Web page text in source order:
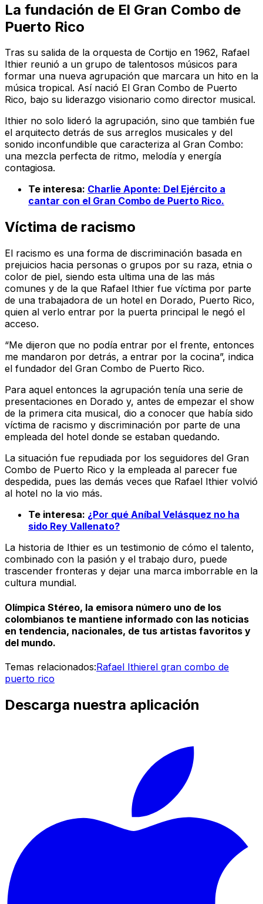
La fundación de El Gran Combo de
Puerto Rico
Tras su salida de la orquesta de Cortijo en 1962, Rafael
Ithier reunió a un grupo de talentosos músicos para
formar una nueva agrupación que marcara un hito en la
música tropical. Así nació El Gran Combo de Puerto
Rico, bajo su liderazgo visionario como director musical.
Ithier no solo lideró la agrupación, sino que también fue
el arquitecto detrás de sus arreglos musicales y del
sonido inconfundible que caracteriza al Gran Combo:
una mezcla perfecta de ritmo, melodía y energía
contagiosa.
Te interesa: Charlie Aponte: Del Ejército a
cantar con el Gran Combo de Puerto Rico.
Víctima de racismo
El racismo es una forma de discriminación basada en
prejuicios hacia personas o grupos por su raza, etnia o
color de piel, siendo esta ultima una de las más
comunes y de la que Rafael Ithier fue víctima por parte
de una trabajadora de un hotel en Dorado, Puerto Rico,
quien al verlo entrar por la puerta principal le negó el
acceso.
“Me dijeron que no podía entrar por el frente, entonces
me mandaron por detrás, a entrar por la cocina”, indica
el fundador del Gran Combo de Puerto Rico.
Para aquel entonces la agrupación tenía una serie de
presentaciones en Dorado y, antes de empezar el show
de la primera cita musical, dio a conocer que había sido
víctima de racismo y discriminación por parte de una
empleada del hotel donde se estaban quedando.
La situación fue repudiada por los seguidores del Gran
Combo de Puerto Rico y la empleada al parecer fue
despedida, pues las demás veces que Rafael Ithier volvió
al hotel no la vio más.
Te interesa: ¿Por qué Aníbal Velásquez no ha
sido Rey Vallenato?
La historia de Ithier es un testimonio de cómo el talento,
combinado con la pasión y el trabajo duro, puede
trascender fronteras y dejar una marca imborrable en la
cultura mundial.
Olímpica Stéreo, la emisora número uno de los
colombianos te mantiene informado con las noticias
en tendencia, nacionales, de tus artistas favoritos y
del mundo.
Temas relacionados:Rafael Ithierel gran combo de
puerto rico
Descarga nuestra aplicación